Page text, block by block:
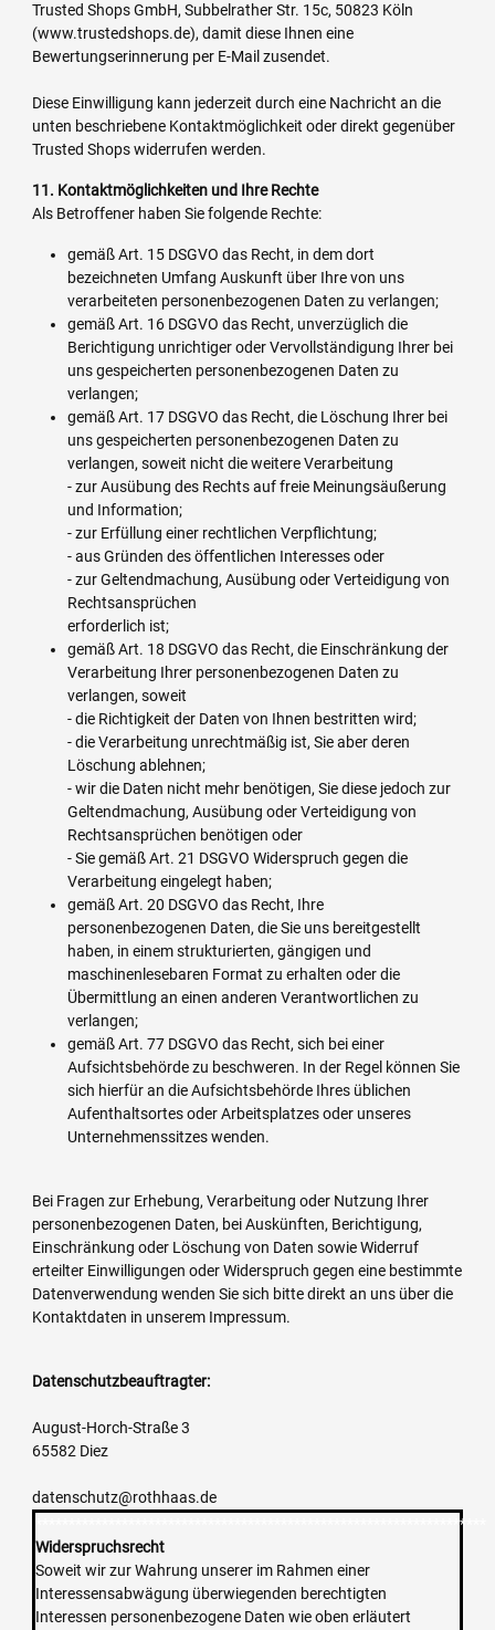
Trusted Shops GmbH, Subbelrather Str. 15c, 50823 Köln
(www.trustedshops.de), damit diese Ihnen eine
Bewertungserinnerung per E-Mail zusendet.
Diese Einwilligung kann jederzeit durch eine Nachricht an die
unten beschriebene Kontaktmöglichkeit oder direkt gegenüber
Trusted Shops widerrufen werden.
11. Kontaktmöglichkeiten und Ihre Rechte
Als Betroffener haben Sie folgende Rechte:
gemäß Art. 15 DSGVO das Recht, in dem dort
bezeichneten Umfang Auskunft über Ihre von uns
verarbeiteten personenbezogenen Daten zu verlangen;
gemäß Art. 16 DSGVO das Recht, unverzüglich die
Berichtigung unrichtiger oder Vervollständigung Ihrer bei
uns gespeicherten personenbezogenen Daten zu
verlangen;
gemäß Art. 17 DSGVO das Recht, die Löschung Ihrer bei
uns gespeicherten personenbezogenen Daten zu
verlangen, soweit nicht die weitere Verarbeitung
- zur Ausübung des Rechts auf freie Meinungsäußerung
und Information;
- zur Erfüllung einer rechtlichen Verpflichtung;
- aus Gründen des öffentlichen Interesses oder
- zur Geltendmachung, Ausübung oder Verteidigung von
Rechtsansprüchen
erforderlich ist;
gemäß Art. 18 DSGVO das Recht, die Einschränkung der
Verarbeitung Ihrer personenbezogenen Daten zu
verlangen, soweit
- die Richtigkeit der Daten von Ihnen bestritten wird;
- die Verarbeitung unrechtmäßig ist, Sie aber deren
Löschung ablehnen;
- wir die Daten nicht mehr benötigen, Sie diese jedoch zur
Geltendmachung, Ausübung oder Verteidigung von
Rechtsansprüchen benötigen oder
- Sie gemäß Art. 21 DSGVO Widerspruch gegen die
Verarbeitung eingelegt haben;
gemäß Art. 20 DSGVO das Recht, Ihre
personenbezogenen Daten, die Sie uns bereitgestellt
haben, in einem strukturierten, gängigen und
maschinenlesebaren Format zu erhalten oder die
Übermittlung an einen anderen Verantwortlichen zu
verlangen;
gemäß Art. 77 DSGVO das Recht, sich bei einer
Aufsichtsbehörde zu beschweren. In der Regel können Sie
sich hierfür an die Aufsichtsbehörde Ihres üblichen
Aufenthaltsortes oder Arbeitsplatzes oder unseres
Unternehmenssitzes wenden.
Bei Fragen zur Erhebung, Verarbeitung oder Nutzung Ihrer
personenbezogenen Daten, bei Auskünften, Berichtigung,
Einschränkung oder Löschung von Daten sowie Widerruf
erteilter Einwilligungen oder Widerspruch gegen eine bestimmte
Datenverwendung wenden Sie sich bitte direkt an uns über die
Kontaktdaten in unserem Impressum.
Datenschutzbeauftragter:
August-Horch-Straße 3
65582 Diez
datenschutz@rothhaas.de
********************************************************************
Widerspruchsrecht
Soweit wir zur Wahrung unserer im Rahmen einer
Interessensabwägung überwiegenden berechtigten
Interessen personenbezogene Daten wie oben erläutert